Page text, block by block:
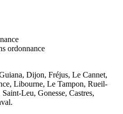
ordonnance
Dijon, Fréjus, Le Cannet,
Libourne, Le Tampon, Rueil-
Leu, Gonesse, Castres,